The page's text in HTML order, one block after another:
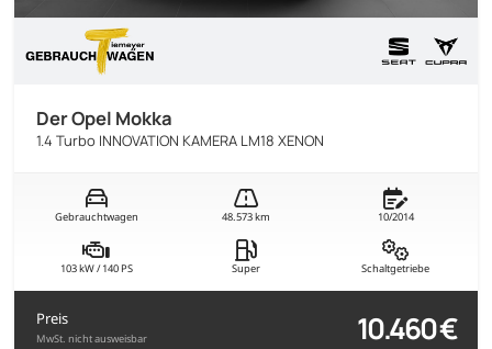
Der Opel Mokka
1.4 Turbo INNOVATION KAMERA LM18 XENON
Gebrauchtwagen 48.573 km 10/2014
103 kW / 140 PS Super Schaltgetriebe
Preis
MwSt. nicht ausweisbar 10.460 €